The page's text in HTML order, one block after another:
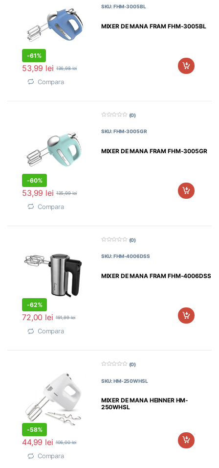
-61%
MIXER DE MANA FRAM FHM-3005BL
iSKU: FHM-3005BL
53,99 lei 136,98lei
Compara
-60%
MIXER DE MANA FRAM FHM-3005GR
i
(0)
SKU: FHM-3005GR
53,99 lei 135,99lei
Compara
-62%
MIXER DE MANA FRAM FHM-4006DSS
i
(0)
SKU: FHM-4006DSS
72,00 lei 191,99lei
Compara
-58%
MIXER DE MANA HEINNER HM-
250WHSL
i
(0)
SKU: HM-250WHSL
44,99 lei 106,00lei
Compara